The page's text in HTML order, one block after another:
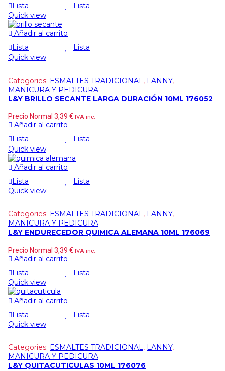
Lista
Lista
Quick view
Añadir al carrito
Lista
Lista
Quick view
Categories: ESMALTES TRADICIONAL, LANNY,
MANICURA Y PEDICURA
L&Y BRILLO SECANTE LARGA DURACIÓN 10ML 176052
Precio Normal 3,39 € IVA inc.
Añadir al carrito
Lista
Lista
Quick view
Añadir al carrito
Lista
Lista
Quick view
Categories: ESMALTES TRADICIONAL, LANNY,
MANICURA Y PEDICURA
L&Y ENDURECEDOR QUIMICA ALEMANA 10ML 176069
Precio Normal 3,39 € IVA inc.
Añadir al carrito
Lista
Lista
Quick view
Añadir al carrito
Lista
Lista
Quick view
Categories: ESMALTES TRADICIONAL, LANNY,
MANICURA Y PEDICURA
L&Y QUITACUTICULAS 10ML 176076